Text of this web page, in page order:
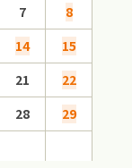
7
8
14
15
21
22
28
29